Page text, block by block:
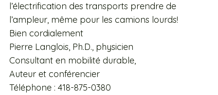
l’électrification des transports prendre de
l’ampleur, même pour les camions lourds!
Bien cordialement
Pierre Langlois, Ph.D., physicien
Consultant en mobilité durable,
Auteur et conférencier
Téléphone : 418-875-0380